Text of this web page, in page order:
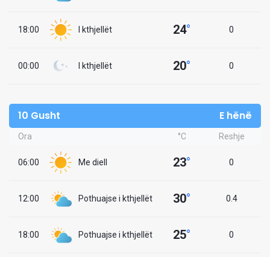
18:00 I kthjellët 24° 0
00:00 I kthjellët 20° 0
10 Gusht E hënë
Ora °C Reshje
06:00 Me diell 23° 0
12:00 Pothuajse i kthjellët 30° 0.4
18:00 Pothuajse i kthjellët 25° 0